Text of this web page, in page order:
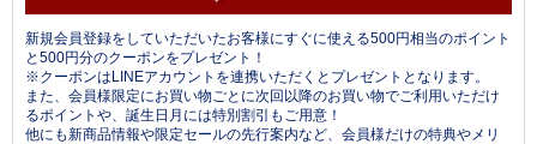
新規会員登録をしていただいたお客様にすぐに使える500円相当のポイント
と500円分のクーポンをプレゼント！
※クーポンはLINEアカウントを連携いただくとプレゼントとなります。
また、会員様限定にお買い物ごとに次回以降のお買い物でご利用いただけ
るポイントや、誕生日月には特別割引もご用意！
他にも新商品情報や限定セールの先行案内など、会員様だけの特典やメリ